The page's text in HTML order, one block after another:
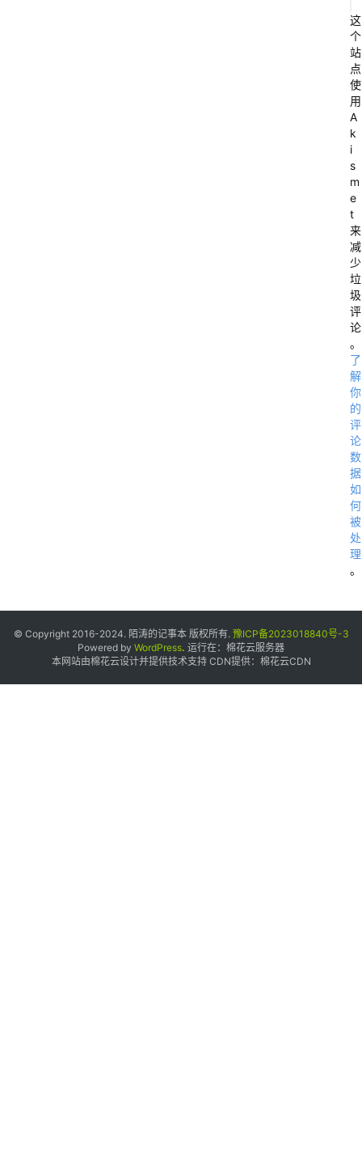
这
个
站
点
使
用
A
k
i
s
m
e
t
来
减
少
垃
圾
评
论
。
了
解
你
的
评
论
数
据
如
何
被
处
理
。
© Copyright 2016-2024. 陌涛的记事本 版权所有. 豫ICP备2023018840号-3
Powered by WordPress. 运行在： 棉花云服务器
本网站由棉花云设计并提供技术支持 CDN提供： 棉花云CDN